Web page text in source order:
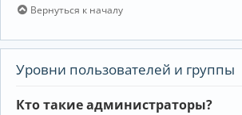
Вернуться к началу
Уровни пользователей и группы
Кто такие администраторы?